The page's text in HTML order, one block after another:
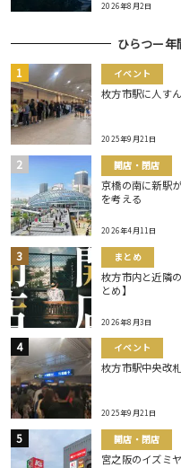
2026年8月2日
ひらつー
イベント
枚方市駅に人す
2025年9月21日
開店・閉店
京橋の南に新駅
を考える
2026年4月11日
まとめ
枚方市内と近隣
とめ】
2026年8月3日
イベント
枚方市駅中央改
2025年9月21日
開店・閉店
宮之阪のイズミ